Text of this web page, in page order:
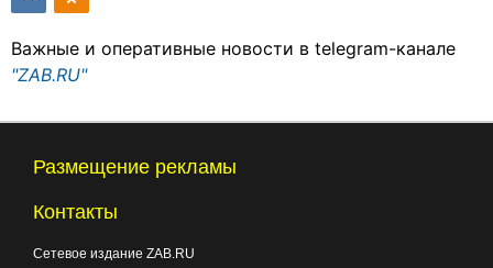
Важные и оперативные новости в telegram-канале
"ZAB.RU"
Размещение рекламы
Контакты
Сетевое издание ZAB.RU